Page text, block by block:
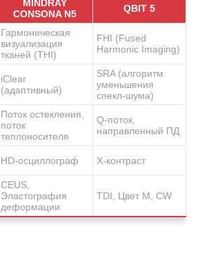
MINDRAY
CONSONA N5
QBIT 5
Гармоническая
визуализация
тканей (THI)
FHI (Fused
Harmonic Imaging)
iClear
(адаптивный)
SRA (алгоритм
уменьшения
спекл-шума)
Поток остекления,
поток
теплоносителя
Q-поток,
направленный ПД
HD-осциллограф X-контраст
CEUS,
Эластография
деформации
TDI, Цвет M, CW